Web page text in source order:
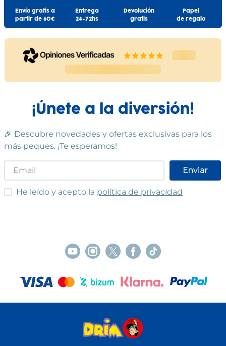
Envío gratis a
partir de 60€
Entrega
24-72hs
Devolución
gratis
Papel
de regalo
¡Únete a la diversión!
🎉 Descubre novedades y ofertas exclusivas para los
más peques. ¡Te esperamos!
Enviar
He leído y acepto las condiciones
He leído y acepto la política de privacidad